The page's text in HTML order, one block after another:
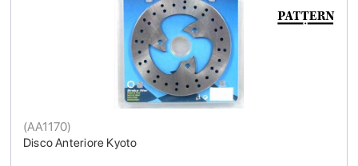
Disco Anteriore Kyoto
(AA1170)